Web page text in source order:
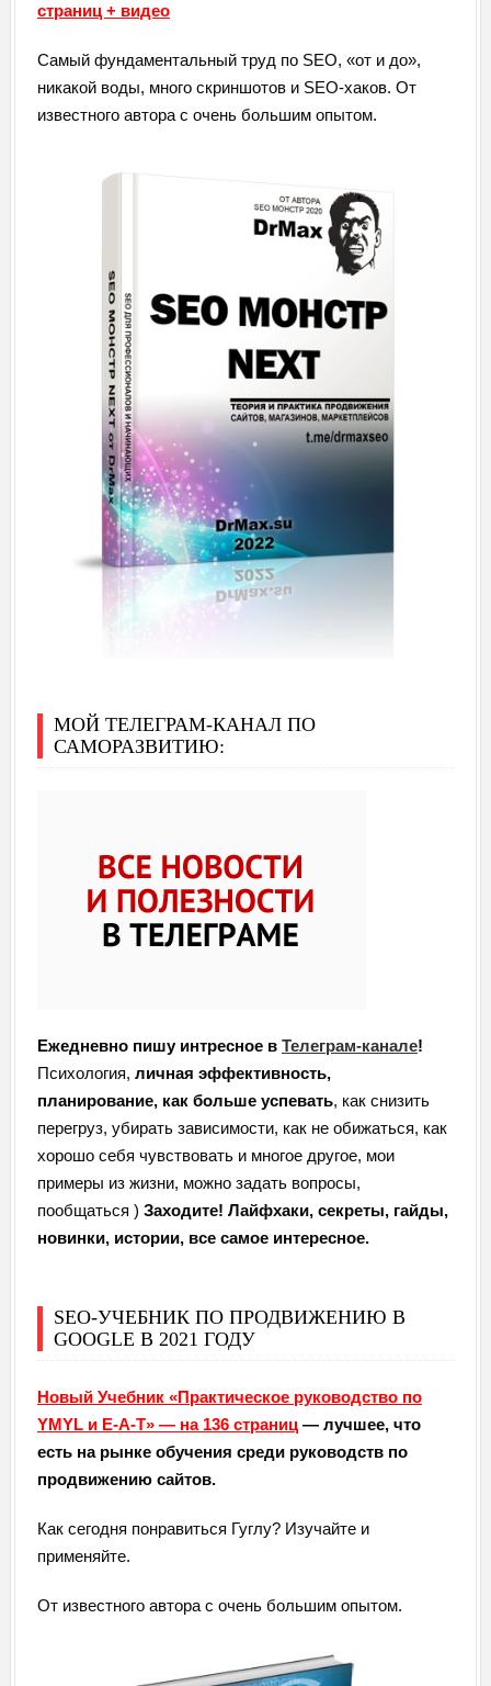
страниц + видео
Самый фундаментальный труд по SEO, «от и до»,
никакой воды, много скриншотов и SEO-хаков. От
известного автора с очень большим опытом.
МОЙ ТЕЛЕГРАМ-КАНАЛ ПО
САМОРАЗВИТИЮ:
Ежедневно пишу интресное в Телеграм-канале!
Психология, личная эффективность,
планирование, как больше успевать, как снизить
перегруз, убирать зависимости, как не обижаться, как
хорошо себя чувствовать и многое другое, мои
примеры из жизни, можно задать вопросы,
пообщаться ) Заходите! Лайфхаки, секреты, гайды,
новинки, истории, все самое интересное.
SEO-УЧЕБНИК ПО ПРОДВИЖЕНИЮ В
GOOGLE В 2021 ГОДУ
Новый Учебник «Практическое руководство по
YMYL и E-A-T» — на 136 страниц— лучшее, что
есть на рынке обучения среди руководств по
продвижению сайтов.
Как сегодня понравиться Гуглу? Изучайте и
применяйте.
От известного автора с очень большим опытом.